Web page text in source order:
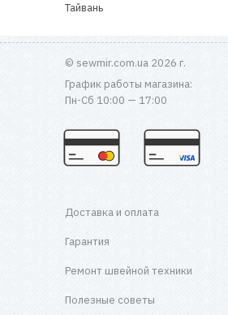
Тайвань
© sewmir.com.ua 2026 г.
График работы магазина:
Пн-Сб 10:00 — 17:00
Доставка и оплата
Гарантия
Ремонт швейной техники
Полезные советы